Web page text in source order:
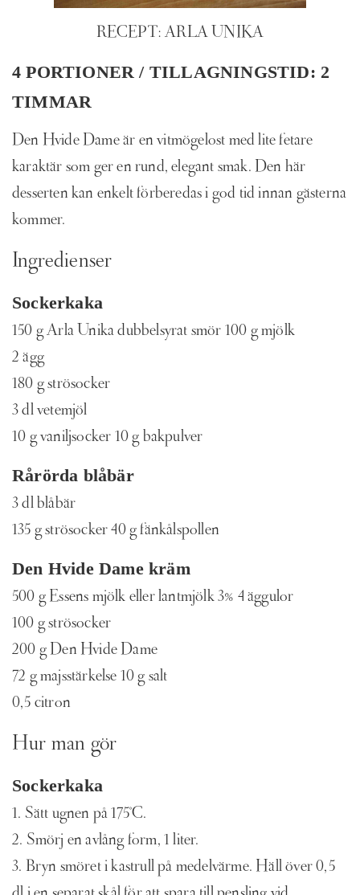
RECEPT: ARLA UNIKA
4 PORTIONER / TILLAGNINGSTID: 2
TIMMAR
Den Hvide Dame är en vitmögelost med lite fetare
karaktär som ger en rund, elegant smak. Den här
desserten kan enkelt förberedas i god tid innan gästerna
kommer.
Ingredienser
Sockerkaka
150 g Arla Unika dubbelsyrat smör 100 g mjölk
2 ägg
180 g strösocker
3 dl vetemjöl
10 g vaniljsocker 10 g bakpulver
Rårörda blåbär
3 dl blåbär
135 g strösocker 40 g fänkålspollen
Den Hvide Dame kräm
500 g Essens mjölk eller lantmjölk 3% 4 äggulor
100 g strösocker
200 g Den Hvide Dame
72 g majsstärkelse 10 g salt
0,5 citron
Hur man gör
Sockerkaka
1. Sätt ugnen på 175°C.
2. Smörj en avlång form, 1 liter.
3. Bryn smöret i kastrull på medelvärme. Häll över 0,5